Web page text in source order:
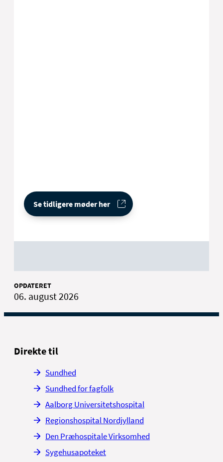
Se tidligere møder her
OPDATERET
06. august 2026
Direkte til
Sundhed
Sundhed for fagfolk
Aalborg Universitetshospital
Regionshospital Nordjylland
Den Præhospitale Virksomhed
Sygehusapoteket